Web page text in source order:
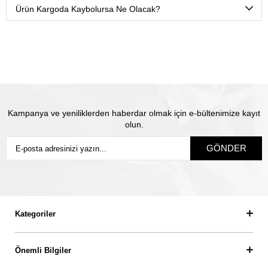
olduğunuz isme teslim olacak şekilde sigortalı olarak
gönderiyoruz.
Ürün Kargoda Kaybolursa Ne Olacak?
Kampanya ve yeniliklerden haberdar olmak için e-bültenimize kayıt
olun.
GÖNDER
Kategoriler
Önemli Bilgiler